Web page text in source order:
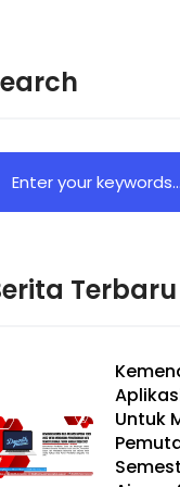
Terbaru
Untuk